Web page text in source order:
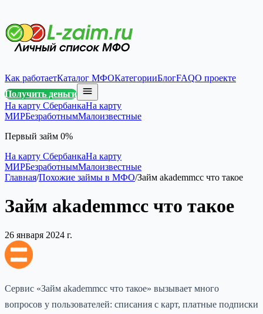
Как работаетКаталог МФОКатегорииБлогFAQО проекте
Получить деньги
На карту СбербанкаНа карту
МИРБезработнымМалоизвестные
Первый займ 0%
На карту СбербанкаНа карту
МИРБезработнымМалоизвестные
Главная/Похожие займы в МФО/Займ akademmcc что такое
Займ akademmcc что такое
26 января 2024 г.
Сервис «Займ akademmcc что такое» вызывает много
вопросов у пользователей: списания с карт, платные подписки